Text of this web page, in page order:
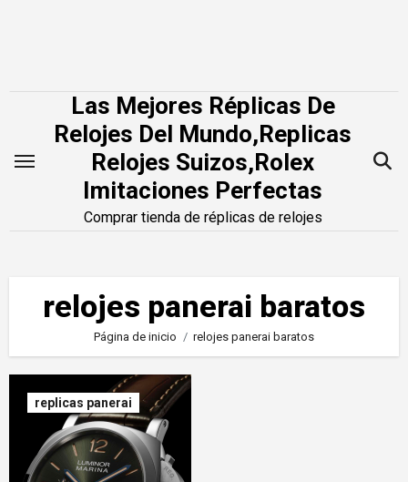
Las Mejores Réplicas De
Relojes Del Mundo,Replicas
Relojes Suizos,Rolex
Imitaciones Perfectas
Comprar tienda de réplicas de relojes
relojes panerai baratos
Página de inicio relojes panerai baratos
replicas panerai